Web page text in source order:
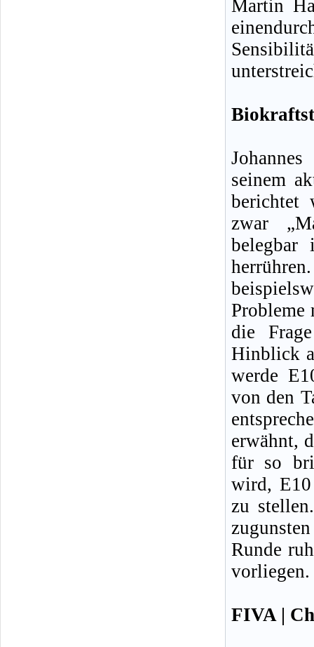
Martin
seinem
berichtet
zwar
die
Hinblick
werde
von den
erwähnt,
für so
wird,
zu
Runde
vorliegen.
FIVA |